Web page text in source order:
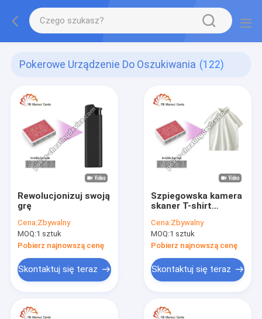
Pokerowe Urządzenie Do Oszukiwania (122)
Rewolucjonizuj swoją
grę
Cena:Zbywalny
MOQ:1 sztuk
Pobierz najnowszą cenę
Skontaktuj się teraz
Szpiegowska kamera
skaner T-shirt
pokerowy urządzenie
oszustwa
Cena:Zbywalny
MOQ:1 sztuk
Pobierz najnowszą cenę
Skontaktuj się teraz